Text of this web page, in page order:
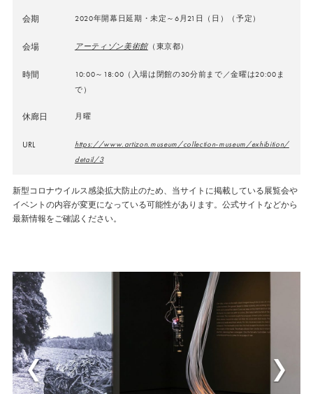
会期 2020年開幕日延期・未定～6月21日（日）（予定）
会場 アーティゾン美術館（東京都）
時間
10:00～18:00（入場は閉館の30分前まで／金曜は20:00ま
で）
休廊日 月曜
URL
https://www.artizon.museum/collection-museum/exhibition/
detail/3
新型コロナウイルス感染拡大防止のため、当サイトに掲載している展覧会や
イベントの内容が変更になっている可能性があります。公式サイトなどから
最新情報をご確認ください。